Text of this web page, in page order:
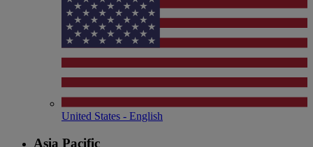
United States - English
Asia Pacific